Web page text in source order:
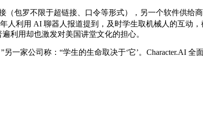
罗不限于超链接、口令等形式），另一个软件供给商
利用 AI 聊器人报道提到，及时学生取机械人的互动
利用却也激发对美国讲堂文化的担心。
家公司称：“学生的生命取决于‘它’。Character.AI 全